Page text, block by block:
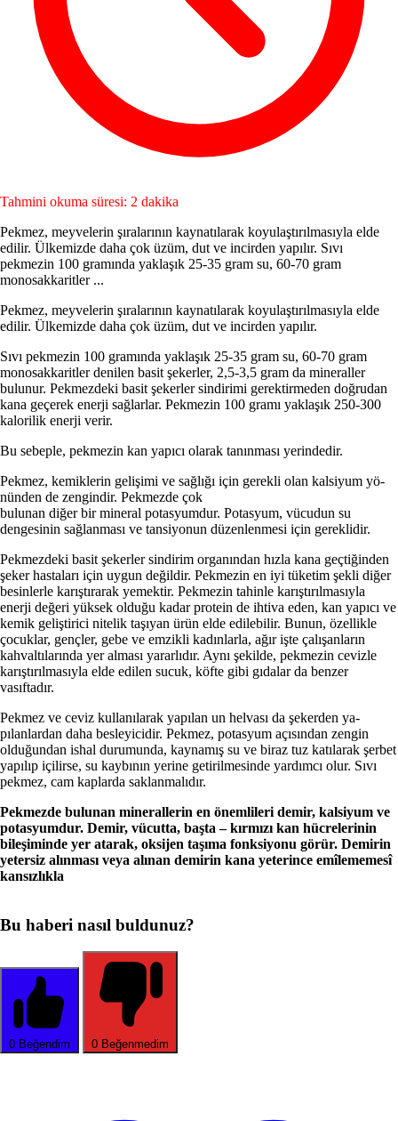
Tahmini okuma süresi: 2 dakika
Pekmez, meyvelerin şıralarının kaynatılarak koyulaştırılmasıyla elde
edilir. Ülkemizde daha çok üzüm, dut ve incirden yapılır. Sıvı
pekmezin 100 gramında yaklaşık 25-35 gram su, 60-70 gram
monosakkaritler ...
Pekmez, meyvelerin şıralarının kaynatılarak koyulaştırılmasıyla elde
edilir. Ülkemizde daha çok üzüm, dut ve incirden yapılır.
Sıvı pekmezin 100 gramında yaklaşık 25-35 gram su, 60-70 gram
monosakkaritler denilen basit şekerler, 2,5-3,5 gram da mi­neraller
bulunur. Pekmezdeki basit şekerler sindirimi gerektirme­den doğrudan
kana geçerek enerji sağlarlar. Pekmezin 100 gramı yaklaşık 250-300
kalorilik enerji verir.
Bu sebeple, pekmezin kan yapıcı olarak tanınması yerindedir.
Pekmez, kemiklerin gelişimi ve sağlığı için gerekli olan kalsiyum yö­
nünden de zengindir. Pekmezde çok
bulunan diğer bir mineral potasyum­dur. Potasyum, vücudun su
dengesi­nin sağlanması ve tansiyonun düzen­lenmesi için gereklidir.
Pekmezdeki basit şekerler sindirim organından hızla kana geçtiğinden
şe­ker hastaları için uygun değildir. Pek­mezin en iyi tüketim şekli diğer
besin­lerle karıştırarak yemektir. Pekmezin tahinle karıştırılmasıyla
enerji değeri yüksek olduğu kadar protein de ihtiva eden, kan yapıcı ve
kemik geliştirici ni­telik taşıyan ürün elde edilebilir. Bu­nun, özellikle
çocuklar, gençler, gebe ve emzikli kadınlarla, ağır işte çalışanların
kahvaltılarında yer alması yararlıdır. Aynı şekilde, pekmezin cevizle
karıştırılmasıyla elde edilen sucuk, köfte gibi gı­dalar da benzer
vasıftadır.
Pekmez ve ceviz kullanılarak yapılan un helvası da şekerden ya­
pılanlardan daha besleyicidir. Pek­mez, potasyum açısından zengin
olduğundan ishal durumunda, kaynamış su ve biraz tuz katılarak şerbet
yapılıp içilirse, su kaybının yerine getirilmesinde yardımcı olur. Sıvı
pekmez, cam kaplarda saklan­malıdır.
Pekmezde bulunan minerallerin en önemlileri demir, kalsiyum ve
potasyumdur. De­mir, vücutta, başta – kırmızı kan hücrelerinin
bileşiminde yer atarak, oksijen taşıma fonksiyonu görür. De­mirin
yetersiz alınması veya alınan demirin kana yeterince emîlememesî
kansız­lıkla
Bu haberi nasıl buldunuz?
0 Beğendim 0 Beğenmedim